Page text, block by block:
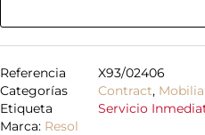
Referencia
X93/02406
Categorías
Contract,
Etiqueta
Servicio
Marca: Resol